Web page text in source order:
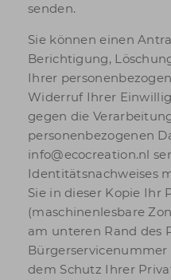
senden.
Sie können einen
Berichtigung,
Ihrer
Widerruf Ihrer
gegen die
personenbezogenen
info@ecocreation.nl
Identitätsnachweises
Sie in dieser Kopie Ihr
(maschinenlesbare
am unteren Rand des
Bürgerservicenummer
dem Schutz Ihrer